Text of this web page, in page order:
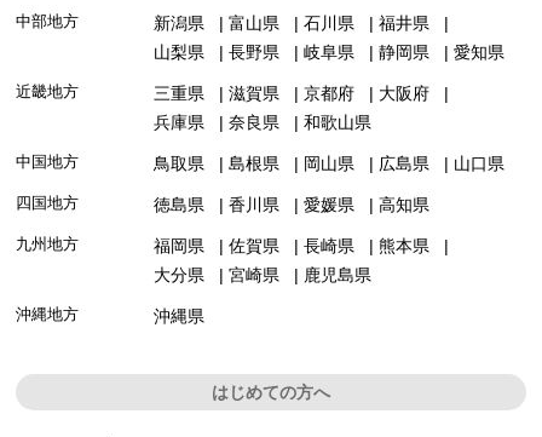
中部地方 新潟県 富山県 石川県
福井県
山梨県
長野県 岐阜県 静岡県 愛知県
近畿地方 三重県 滋賀県 京都府
大阪府
兵庫県
奈良県 和歌山県
中国地方 鳥取県 島根県 岡山県 広島県 山口県
四国地方 徳島県 香川県 愛媛県 高知県
九州地方 福岡県 佐賀県 長崎県
熊本県
大分県
宮崎県 鹿児島県
沖縄地方 沖縄県
はじめての方へ